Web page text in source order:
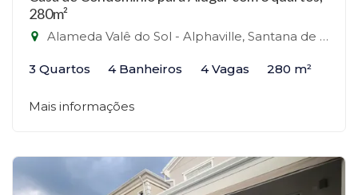
280m²
Alameda Valê do Sol - Alphaville, Santana de Parnaíba-SP
3 Quartos 4 Banheiros 4 Vagas 280 m²
Mais informações